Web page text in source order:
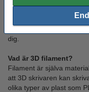
Vi har olika typer av
typ av 3D objekt du vill
filament till mycket bra
dig.
Vad är 3D filament?
Filament är själva
att 3D skrivaren kan
olika typer av plast som